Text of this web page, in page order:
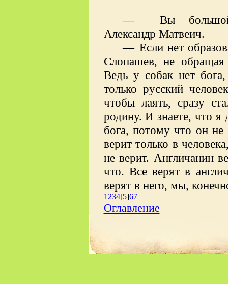
—
Вы
АлександрМатвеич.
— Если нет
Слопашев, не
Ведь у собак нет
только русский
чтобы лаять, сразу
родину. И знаете, что я
бога, потому что он
верит только в
не верит. Англичанин
что. Все верят в
верят в него, мы,
1 234[5]67
Оглавление